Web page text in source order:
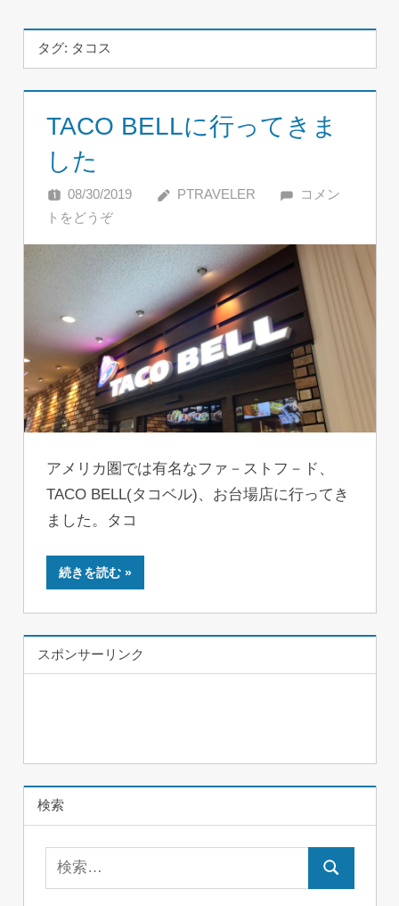
タグ: タコス
TACO BELLに行ってきま
した
08/30/2019 PTRAVELER
コメン
トをどうぞ
アメリカ圏では有名なファ－ストフ－ド、
TACO BELL(タコベル)、お台場店に行ってき
ました。タコ
続きを読む
スポンサーリンク
検索
検